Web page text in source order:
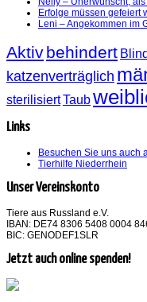
Erfolge müssen gefeiert
Leni – Angekommen im
Aktivbehindert Blind
katzenverträglich
sterilisiertTaub
Links
Besuchen Sie uns auch
Tierhilfe Niederrhein
Unser Vereinskonto
Tiere aus Russland e.V.
IBAN: DE74 8306 5408 0004
BIC: GENODEF1SLR
Jetzt auch online spenden!